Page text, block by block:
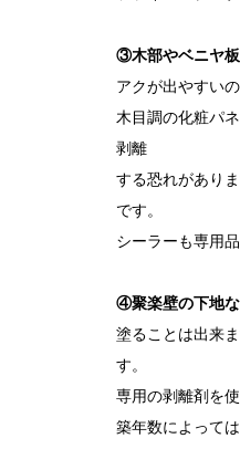
③木部やベニヤ
アクが出やすい
木目調の化粧パ
剥離
する恐れがあり
です。
シーラーも専用
④聚楽壁の下地
塗ることは出来
す。
専用の剥離剤を
築年数によって